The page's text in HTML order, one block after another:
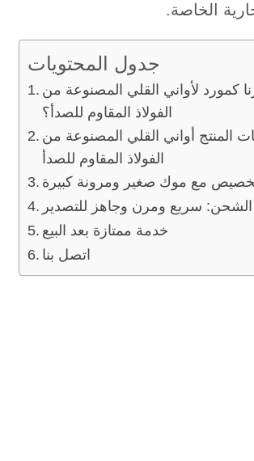
الخاصة.
جدول المحتويات
كمورد لأواني القلي المصنوعة من
الفولاذ المقاوم للصدأ؟
المنتج أواني القلي المصنوعة من
الفولاذ المقاوم للصدأ
مع موك صغير ومرونة كبيرة
الشحن: سريع ومرن وجاهز للتصدير
خدمة ممتازة بعد البيع
اتصل بنا